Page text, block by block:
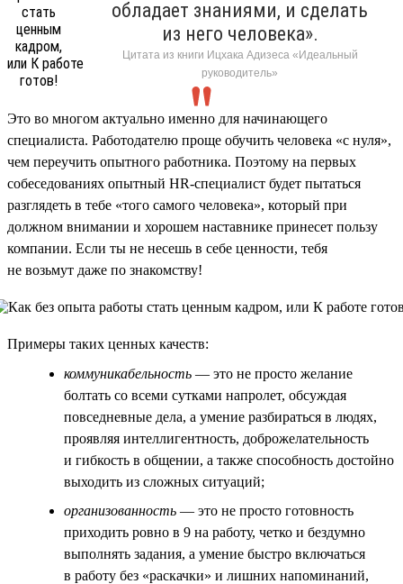
обладает знаниями, и сделать
из него человека».
Цитата из книги Ицхака Адизеса «Идеальный
руководитель»
Это во многом актуально именно для начинающего
специалиста. Работодателю проще обучить человека «с нуля»,
чем переучить опытного работника. Поэтому на первых
собеседованиях опытный HR-специалист будет пытаться
разглядеть в тебе «того самого человека», который при
должном внимании и хорошем наставнике принесет пользу
компании. Если ты не несешь в себе ценности, тебя
не возьмут даже по знакомству!
Примеры таких ценных качеств:
коммуникабельность — это не просто желание
болтать со всеми сутками напролет, обсуждая
повседневные дела, а умение разбираться в людях,
проявляя интеллигентность, доброжелательность
и гибкость в общении, а также способность достойно
выходить из сложных ситуаций;
организованность — это не просто готовность
приходить ровно в 9 на работу, четко и бездумно
выполнять задания, а умение быстро включаться
в работу без «раскачки» и лишних напоминаний,